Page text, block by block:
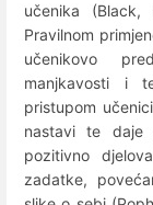
učenika (Black,
Pravilnom
učenikovo
manjkavosti i
pristupom
nastavi te daje
pozitivno
zadatke,